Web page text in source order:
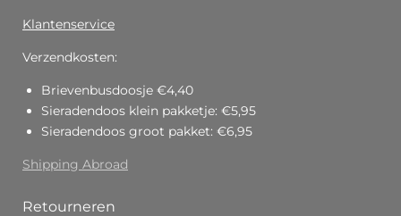
Klantenservice
Verzendkosten:
Brievenbusdoosje €4,40
Sieradendoos klein pakketje: €5,95
Sieradendoos groot pakket: €6,95
Shipping Abroad
Retourneren